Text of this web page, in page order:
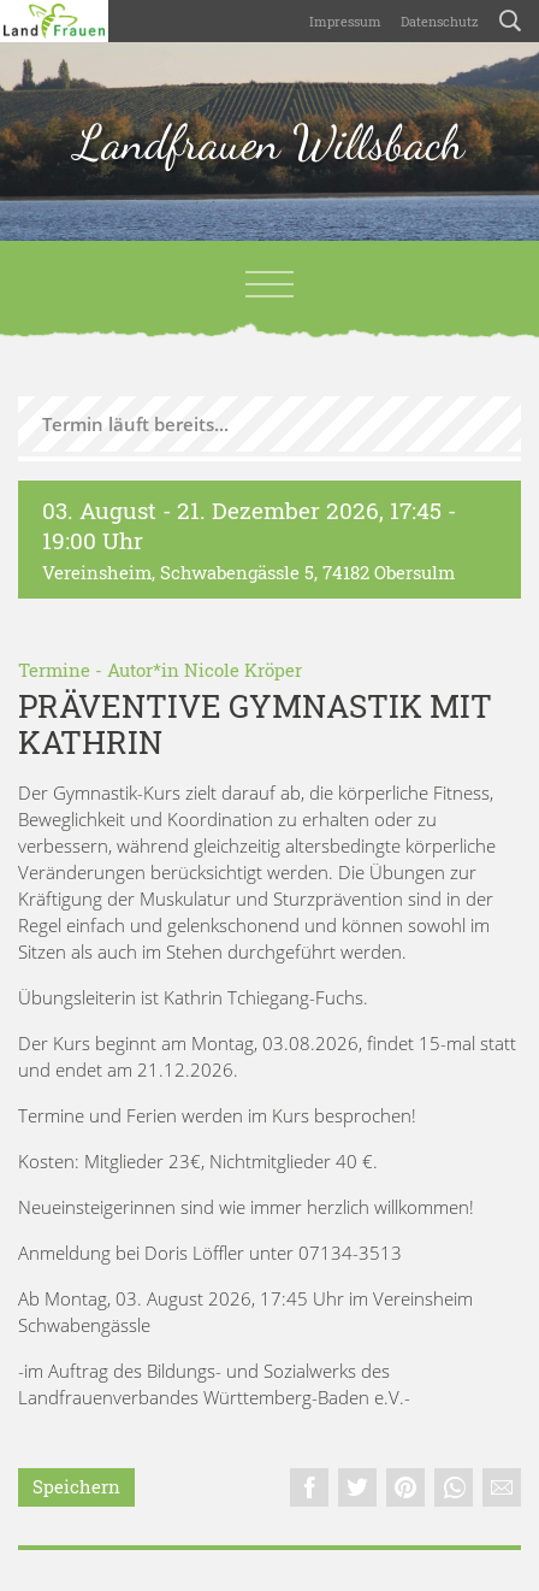
Impressum Datenschutz
Landfrauen Willsbach
Termin läuft bereits...
03. August - 21. Dezember 2026, 17:45 -
19:00 Uhr
Vereinsheim, Schwabengässle 5, 74182 Obersulm
Termine - Autor*in Nicole Kröper
PRÄVENTIVE GYMNASTIK MIT
KATHRIN
Der Gymnastik-Kurs zielt darauf ab, die körperliche Fitness,
Beweglichkeit und Koordination zu erhalten oder zu
verbessern, während gleichzeitig altersbedingte körperliche
Veränderungen berücksichtigt werden. Die Übungen zur
Kräftigung der Muskulatur und Sturzprävention sind in der
Regel einfach und gelenkschonend und können sowohl im
Sitzen als auch im Stehen durchgeführt werden.
Übungsleiterin ist Kathrin Tchiegang-Fuchs.
Der Kurs beginnt am Montag, 03.08.2026, findet 15-mal statt
und endet am 21.12.2026.
Termine und Ferien werden im Kurs besprochen!
Kosten: Mitglieder 23€, Nichtmitglieder 40 €.
Neueinsteigerinnen sind wie immer herzlich willkommen!
Anmeldung bei Doris Löffler unter 07134-3513
Ab Montag, 03. August 2026, 17:45 Uhr im Vereinsheim
Schwabengässle
-im Auftrag des Bildungs- und Sozialwerks des
Landfrauenverbandes Württemberg-Baden e.V.-
Speichern